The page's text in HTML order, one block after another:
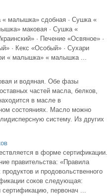
малышка» сдобная · Сушка «
маковая · Сушка «
· Печение «Освяное» ·
· Кекс «Особый» · Сухари
« малышка» « малышка ...
и водяная. Обе фазы
частей масла, белков,
в масле в
состояниях. Масло можно
систему. Из других
в форме сертификации.
правительства: «Правила
и продовольственного
соков следующая:
первонач ...